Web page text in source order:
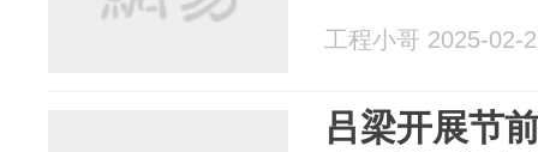
工程小哥 2025-02-
吕梁开展节